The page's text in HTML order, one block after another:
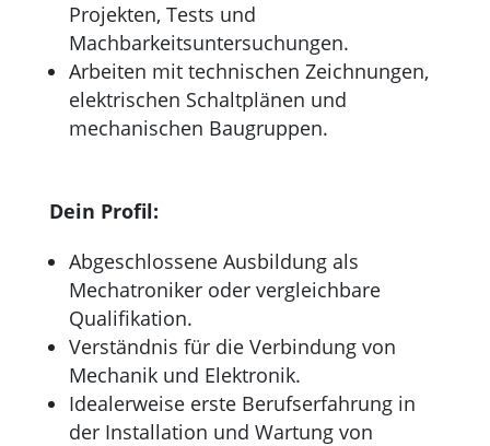
Projekten, Tests und
Machbarkeitsuntersuchungen.
Arbeiten mit technischen Zeichnungen,
elektrischen Schaltplänen und
mechanischen Baugruppen.
Dein Profil:
Abgeschlossene Ausbildung als
Mechatroniker oder vergleichbare
Qualifikation.
Verständnis für die Verbindung von
Mechanik und Elektronik.
Idealerweise erste Berufserfahrung in
der Installation und Wartung von